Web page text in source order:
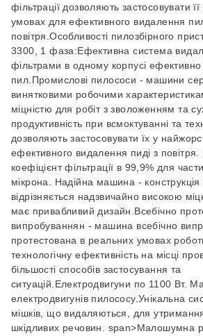
фільтрації дозволяють застосовувати
умовах для ефективного видалення
повітря.Особливості пилозбірного
3300, 1 фаза:Ефективна система
фільтрами в одному корпусі
пил.Промислові пилососи - машини
винятковими робочими
міцністю для робіт з зволоженням та
продуктивність при всмоктуванні та
дозволяють застосовувати їх у
ефективного видалення пиді з
коефіцієнт фільтрації в 99,9% для
мікрона. Надійна машина -
відрізняється надзвичайно високою
має привабливий дизайн.Всебічно
випробуваннян - машина всебічно
протестована в реальних умовах
технологічну ефективність на місці
більшості способів застосування та
ситуацій.Електродвигуни по 1100 Вт.
електродвигунів пилососу.Унікальна
мішків, що видаляються, для
шкідливих речовин. span>Малошумна